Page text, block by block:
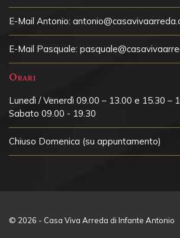
E-Mail Antonio:
E-Mail Pasquale:
Orari
Lunedì / Venerdì 09.00 – 13.00 e 15.30 –
Sabato 09.00 - 19.30
Chiuso Domenica (su appuntamento)
© 2026 - Casa Viva Arreda di Infante Antonio